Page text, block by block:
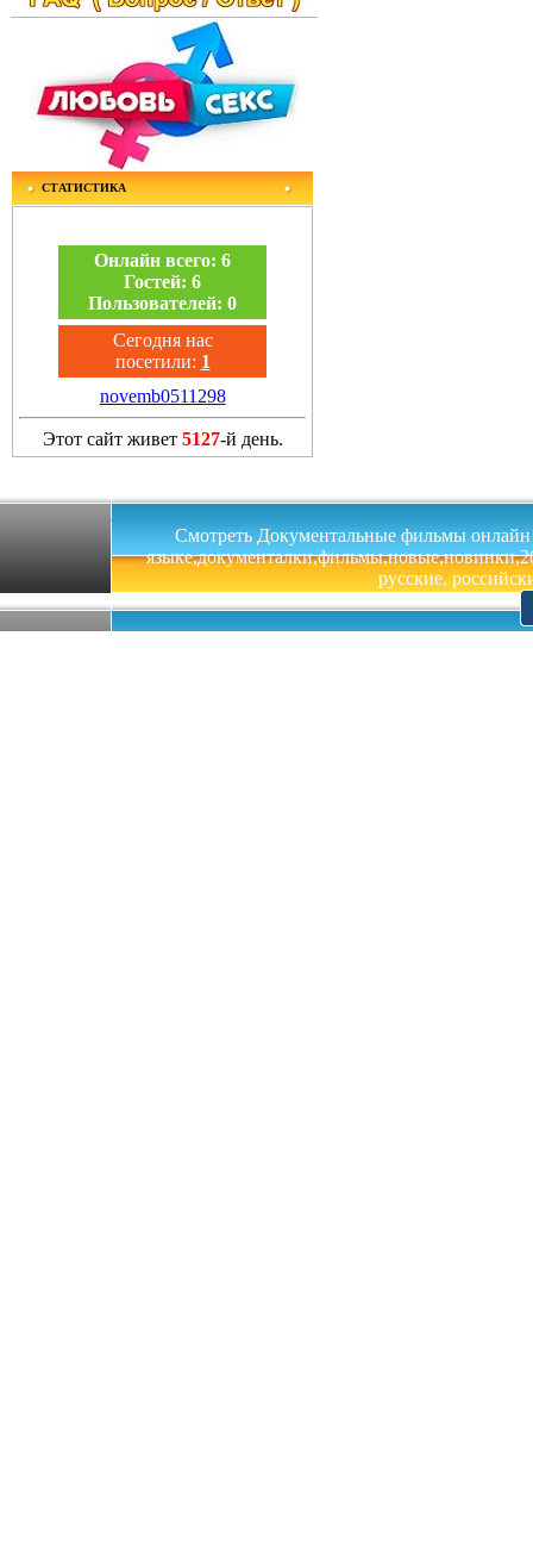
СТАТИСТИКА
Онлайн всего: 6
Гостей: 6
Пользователей: 0
Сегодня нас
посетили: 1
novemb0511298
Этот сайт живет 5127-й день.
Смотреть Документальные фильмы онлайн
русские,